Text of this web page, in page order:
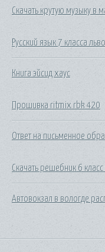
Скачать крутую музыку в
Русский язык 7 класса
Книга эйсид хаус
Прошивка ritmix rbk 420
Ответ на письменное
Скачать решебник 6
Автовокзал в вологде